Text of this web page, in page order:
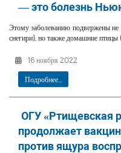
— это болезнь
Этому заболеванию подвержены не
снегири), но также домашние птицы
16 ноября 2022
Подробнее...
ОГУ «Ртищевская
продолжает
против ящура